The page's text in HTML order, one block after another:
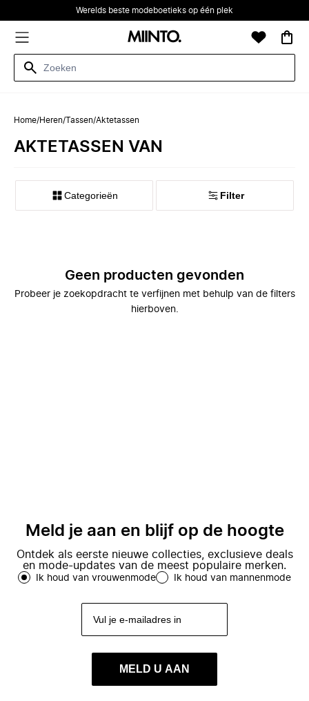
Werelds beste modeboetieks op één plek
Home/Heren/Tassen/Aktetassen
AKTETASSEN VAN
Categorieën Filter
Geen producten gevonden
Probeer je zoekopdracht te verfijnen met behulp van de filters
hierboven.
Meld je aan en blijf op de hoogte
Ontdek als eerste nieuwe collecties, exclusieve deals
en mode-updates van de meest populaire merken.
Ik houd van vrouwenmode Ik houd van mannenmode
MELD U AAN